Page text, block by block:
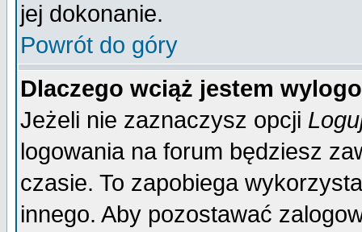
jej dokonanie.
Powrót do góry
Dlaczego wciąż jestem
Jeżeli nie zaznaczysz opcji
logowania na forum będziesz
czasie. To zapobiega
innego. Aby pozostawać